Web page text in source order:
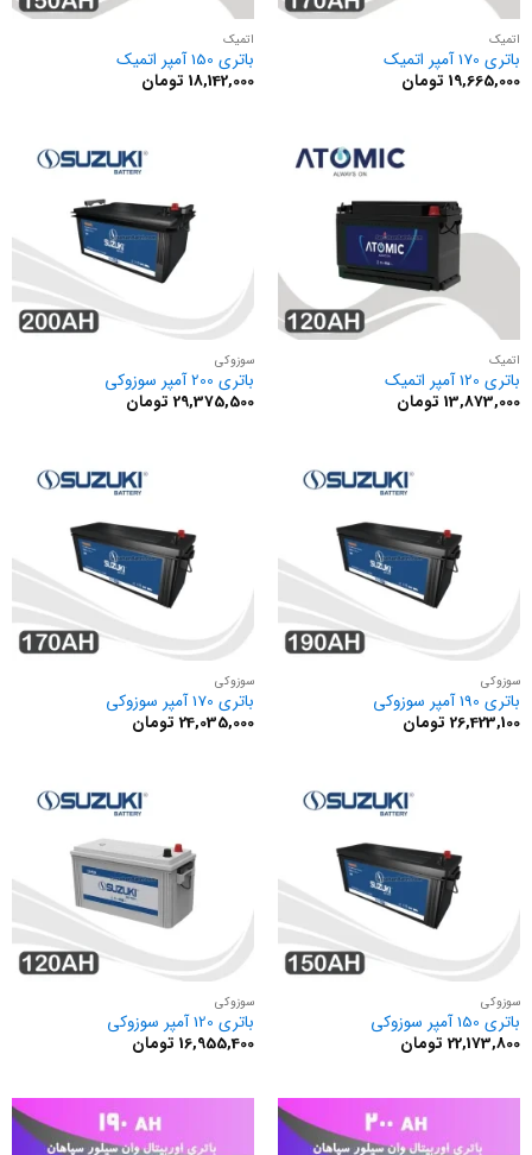
اتمیک
باتری 170 آمپر اتمیک
19,665,000 تومان
اتمیک
باتری 150 آمپر اتمیک
18,142,000 تومان
اتمیک
باتری 120 آمپر اتمیک
13,873,000 تومان
سوزوکی
باتری 200 آمپر سوزوکی
29,375,500 تومان
سوزوکی
باتری 190 آمپر سوزوکی
26,423,100 تومان
سوزوکی
باتری 170 آمپر سوزوکی
24,035,000 تومان
سوزوکی
باتری 150 آمپر سوزوکی
22,173,800 تومان
سوزوکی
باتری 120 آمپر سوزوکی
16,955,400 تومان